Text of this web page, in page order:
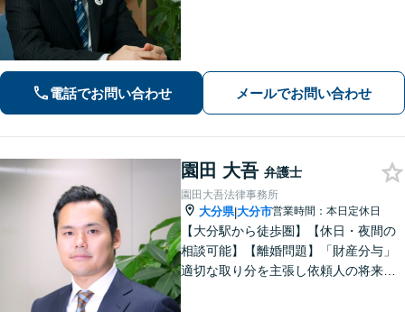
電話でお問い合わせ メールでお問い合わせ
園田 大吾 弁護士
園田大吾法律事務所
大分県|大分市営業時間：本日定休日
【大分駅から徒歩圏】【休日・夜間の
相談可能】【離婚問題】「財産分与」
適切な取り分を主張し依頼人の将来を